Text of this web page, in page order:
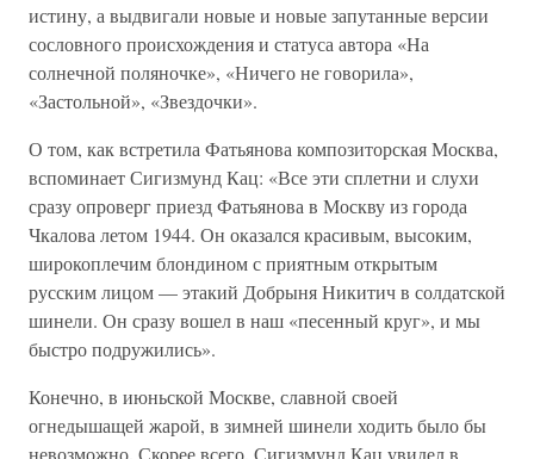
истину, а выдвигали новые и новые запутанные версии
сословного происхождения и статуса автора «На
солнечной поляночке», «Ничего не говорила»,
«Застольной», «Звездочки».
О том, как встретила Фатьянова композиторская Москва,
вспоминает Сигизмунд Кац: «Все эти сплетни и слухи
сразу опроверг приезд Фатьянова в Москву из города
Чкалова летом 1944. Он оказался красивым, высоким,
широкоплечим блондином с приятным открытым
русским лицом — этакий Добрыня Никитич в солдатской
шинели. Он сразу вошел в наш «песенный круг», и мы
быстро подружились».
Конечно, в июньской Москве, славной своей
огнедышащей жарой, в зимней шинели ходить было бы
невозможно. Скорее всего, Сигизмунд Кац увидел в